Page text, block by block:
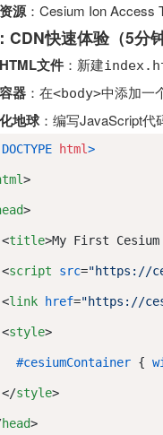
源 ：Cesium Ion Access
CDN快速体验（5分
文件 ：新建
器 ：在<body>中添加一
地球 ：编写JavaScript代
html>
>
>
<title>My First Cesium
<script src="https://
<link href="https://
<style>
#cesiumContainer {
</style>
head>